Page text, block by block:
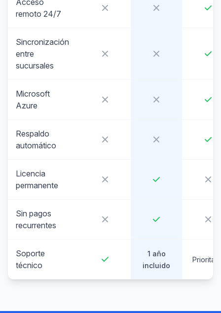
Acceso
remoto 24/7
Sincronización
entre
sucursales
Microsoft
Azure
Respaldo
automático
Licencia
permanente
Sin pagos
recurrentes
Soporte
técnico
1 año
incluido